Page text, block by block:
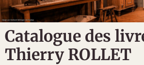
Catalogue des
Thierry ROLLET